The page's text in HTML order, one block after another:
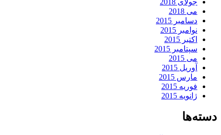
می 2018
دسامبر 2015
نوامبر 2015
اکتبر 2015
سپتامبر 2015
می 2015
آوریل 2015
مارس 2015
فوریه 2015
ژانویه 2015
دسته‌ها